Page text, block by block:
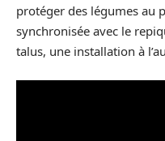
protéger des légumes au
synchronisée avec le
talus, une installation à